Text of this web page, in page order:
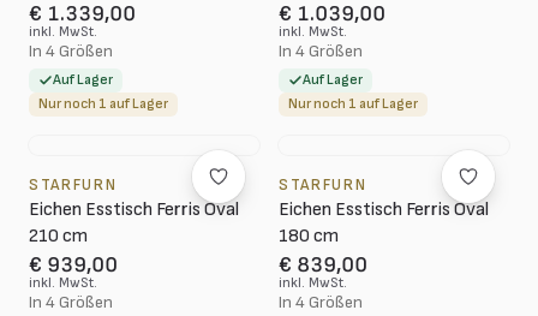
€ 1.339,00
inkl. MwSt.
In 4 Größen
Auf Lager
Nur noch 1 auf Lager
€ 1.039,00
inkl. MwSt.
In 4 Größen
Auf Lager
Nur noch 1 auf Lager
STARFURN
Eichen Esstisch Ferris Oval
210 cm
€ 939,00
inkl. MwSt.
In 4 Größen
STARFURN
Eichen Esstisch Ferris Oval
180 cm
€ 839,00
inkl. MwSt.
In 4 Größen